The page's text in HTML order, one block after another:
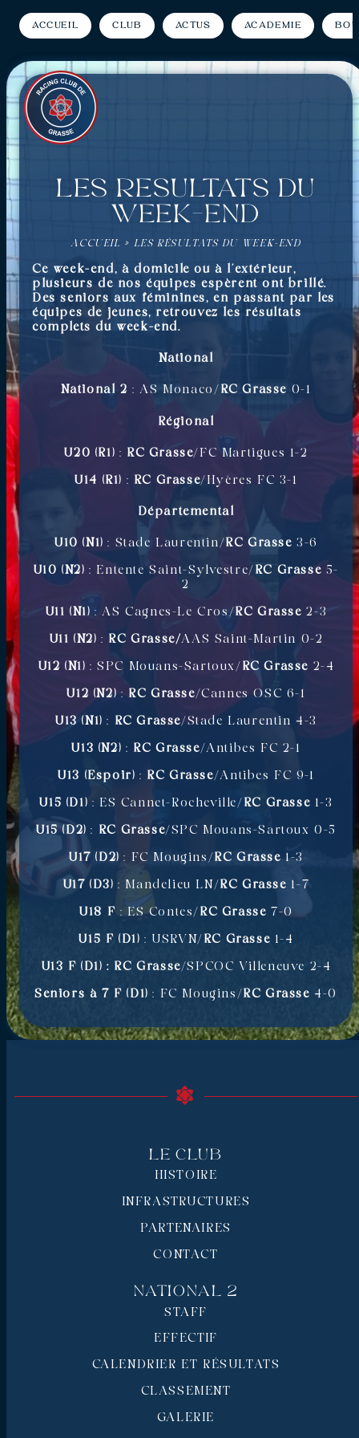
Accueil Club Actus Académie
Les résultats du
week-end
ACCUEIL » LES RÉSULTATS DU WEEK-END
Ce week-end, à domicile ou à l’extérieur,
plusieurs de nos équipes espèrent ont brillé.
Des seniors aux féminines, en passant par les
équipes de jeunes, retrouvez les résultats
complets du week-end.
National
National 2: AS Monaco/ RC Grasse 0-1
Régional
U20 (R1) : RC Grasse/FC Martigues 1-2
U14 (R1) : RC Grasse/Hyères FC 3-1
Départemental
U10 (N1) : Stade Laurentin/RC Grasse 3-6
U10 (N2) : Entente Saint-Sylvestre/ RC Grasse 5-
2
U11 (N1) : AS Cagnes-Le Cros/RC Grasse 2-3
U11 (N2) : RC Grasse/AAS Saint-Martin 0-2
U12 (N1) : SPC Mouans-Sartoux/ RC Grasse 2-4
U12 (N2): RC Grasse/Cannes OSC 6-1
U13 (N1) : RC Grasse/Stade Laurentin 4-3
U13 (N2) : RC Grasse/Antibes FC 2-1
U13 (Espoir) : RC Grasse/Antibes FC 9-1
U15 (D1) : ES Cannet-Rocheville/ RC Grasse 1-3
U15 (D2) : RC Grasse/SPC Mouans-Sartoux 0-5
U17 (D2) : FC Mougins/RC Grasse 1-3
U17 (D3) : Mandelieu LN/RC Grasse 1-7
U18 F : ES Contes/ RC Grasse 7-0
U15 F (D1) : USRVN/ RC Grasse 1-4
U13 F (D1) : RC Grasse/SPCOC Villeneuve 2-4
Seniors à 7 F (D1) : FC Mougins/RC Grasse 4-0
Le Club
HISTOIRE
INFRASTRUCTURES
PARTENAIRES
CONTACT
National 2
STAFF
EFFECTIF
CALENDRIER ET RÉSULTATS
CLASSEMENT
GALERIE